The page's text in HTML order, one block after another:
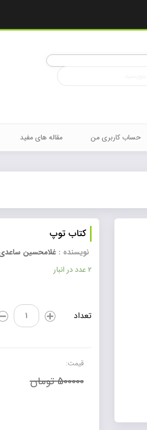
حساب کاربری من مقاله های مفید
کتاب توپ
نویسنده :غلامحسین
2 عدد در انبار
تعداد
کتاب
توپ
قیمت:
500000 تومان